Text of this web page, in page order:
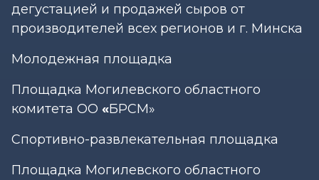
дегустацией и продажей сыров от
производителей всех регионов и г. Минска
Молодежная площадка
Площадка Могилевского областного
комитета ОО «БРСМ»
Спортивно-развлекательная площадка
Площадка Могилевского областного